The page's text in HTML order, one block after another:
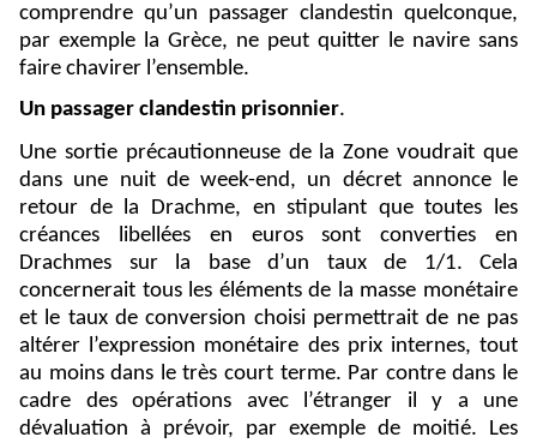
comprendre qu’un passager clandestin quelconque,
par exemple la Grèce, ne peut quitter le navire sans
faire chavirer l’ensemble.
Un passager clandestin prisonnier.
Une sortie précautionneuse de la Zone voudrait que
dans une nuit de week-end, un décret annonce le
retour de la Drachme, en stipulant que toutes les
créances libellées en euros sont converties en
Drachmes sur la base d’un taux de 1/1. Cela
concernerait tous les éléments de la masse monétaire
et le taux de conversion choisi permettrait de ne pas
altérer l’expression monétaire des prix internes, tout
au moins dans le très court terme. Par contre dans le
cadre des opérations avec l’étranger il y a une
dévaluation à prévoir, par exemple de moitié. Les